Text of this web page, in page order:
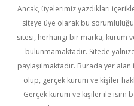
Ancak, üyelerimiz yazdıkları
siteye üye olarak bu
sitesi, herhangi bir marka, kurum
bulunmamaktadır. Sitede
paylaşılmaktadır. Burada yer
olup, gerçek kurum ve kişiler
Gerçek kurum ve kişiler ile isim